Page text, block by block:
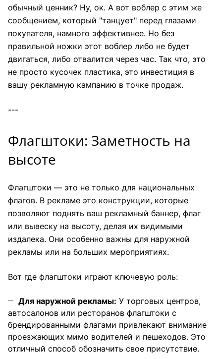
обычный ценник? Ну, ок. А вот воблер с этим же
сообщением, который "танцует" перед глазами
покупателя, намного эффективнее. Но без
правильной ножки этот воблер либо не будет
двигаться, либо отвалится через час. Так что, это
не просто кусочек пластика, это инвестиция в
вашу рекламную кампанию в точке продаж.
---
Флагштоки: Заметность на
высоте
Флагштоки — это не только для национальных
флагов. В рекламе это конструкции, которые
позволяют поднять ваш рекламный баннер, флаг
или вывеску на высоту, делая их видимыми
издалека. Они особенно важны для наружной
рекламы или на больших мероприятиях.
Вот где флагштоки играют ключевую роль:
Для наружной рекламы: У торговых центров,
автосалонов или ресторанов флагштоки с
брендированными флагами привлекают внимание
проезжающих мимо водителей и пешеходов. Это
отличный способ обозначить свое присутствие.